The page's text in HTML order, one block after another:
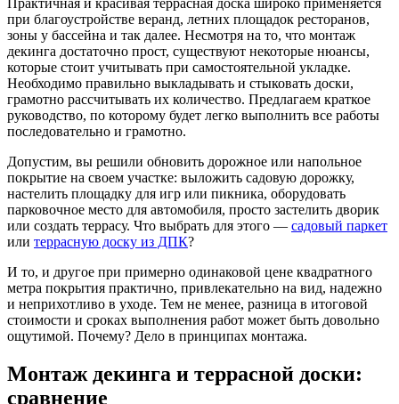
при благоустройстве веранд, летних площадок ресторанов,
зоны у бассейна и так далее. Несмотря на то, что монтаж
декинга достаточно прост, существуют некоторые нюансы,
которые стоит учитывать при самостоятельной укладке.
Необходимо правильно выкладывать и стыковать доски,
грамотно рассчитывать их количество. Предлагаем краткое
руководство, по которому будет легко выполнить все работы
последовательно и грамотно.
Допустим, вы решили обновить дорожное или напольное
покрытие на своем участке: выложить садовую дорожку,
настелить площадку для игр или пикника, оборудовать
парковочное место для автомобиля, просто застелить дворик
или создать террасу. Что выбрать для этого — садовый паркет
или террасную доску из ДПК?
И то, и другое при примерно одинаковой цене квадратного
метра покрытия практично, привлекательно на вид, надежно
и неприхотливо в уходе. Тем не менее, разница в итоговой
стоимости и сроках выполнения работ может быть довольно
ощутимой. Почему? Дело в принципах монтажа.
Монтаж декинга и террасной доски:
сравнение